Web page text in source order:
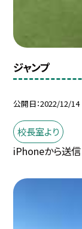
ジャンプ
公開日 2022/12/14
校長室より
iPhoneから送信